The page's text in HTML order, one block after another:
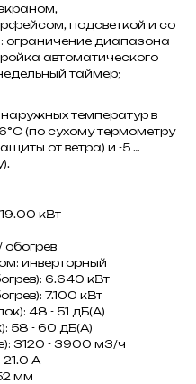
подсветкой и со
диапазона
автоматического
таймер;
температур в
(по сухому термометру
от ветра) и -5 …
кВт
инверторный
6.640 кВт
7.100 кВт
48 - 51 дБ(А)
58 - 60 дБ(А)
3120 - 3900 м3/ч
A
мм